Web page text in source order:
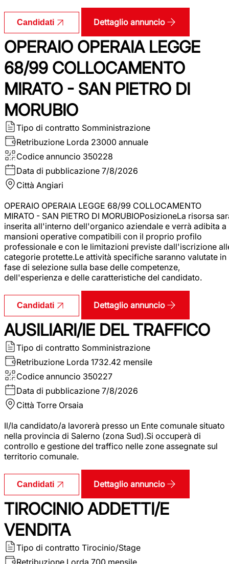
Candidati Dettaglio annuncio
OPERAIO OPERAIA LEGGE
68/99 COLLOCAMENTO
MIRATO - SAN PIETRO DI
MORUBIO
Tipo di contratto Somministrazione
Retribuzione Lorda 23000 annuale
Codice annuncio 350228
Data di pubblicazione 7/8/2026
Città Angiari
OPERAIO OPERAIA LEGGE 68/99 COLLOCAMENTO
MIRATO - SAN PIETRO DI MORUBIOPosizioneLa risorsa
inserita all'interno dell'organico aziendale e verrà adibita a
mansioni operative compatibili con il proprio profilo
professionale e con le limitazioni previste dall'iscrizione
categorie protette.Le attività specifiche saranno valutate in
fase di selezione sulla base delle competenze,
dell'esperienza e delle caratteristiche del candidato.
Candidati Dettaglio annuncio
AUSILIARI/IE DEL TRAFFICO
Tipo di contratto Somministrazione
Retribuzione Lorda 1732.42 mensile
Codice annuncio 350227
Data di pubblicazione 7/8/2026
Città Torre Orsaia
Il/la candidato/a lavorerà presso un Ente comunale situato
nella provincia di Salerno (zona Sud).Si occuperà di
controllo e gestione del traffico nelle zone assegnate sul
territorio comunale.
Candidati Dettaglio annuncio
TIROCINIO ADDETTI/E
VENDITA
Tipo di contratto Tirocinio/Stage
Retribuzione Lorda 700 mensile